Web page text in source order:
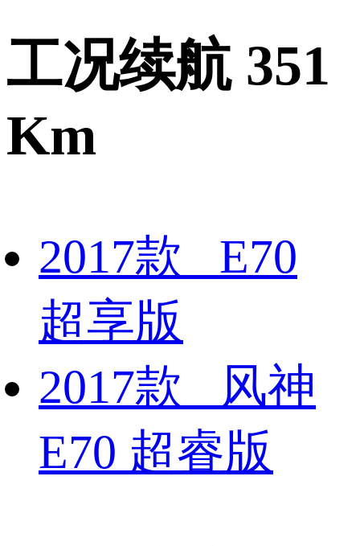
工况续航 351
Km
2017款 E70
超享版
2017款 风神
E70 超睿版